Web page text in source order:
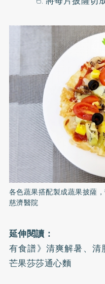
各色蔬果搭配製成蔬果披薩
慈濟醫院
延伸閱讀：
有食譜》清爽解暑、
芒果莎莎通心麵